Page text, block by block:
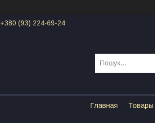
+380 (93) 224-69-24
Главная Товары